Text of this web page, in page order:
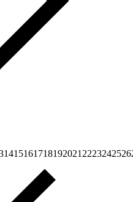
1415161718192021 2223242526